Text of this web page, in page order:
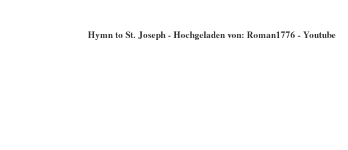
Hymn to St. Joseph - Hochgeladen von: Roman1776 - Youtube